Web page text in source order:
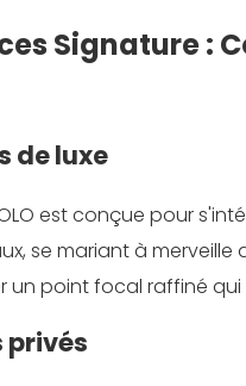
Signature :
de luxe
est conçue pour
se mariant à merveille
un point focal raffiné
privés